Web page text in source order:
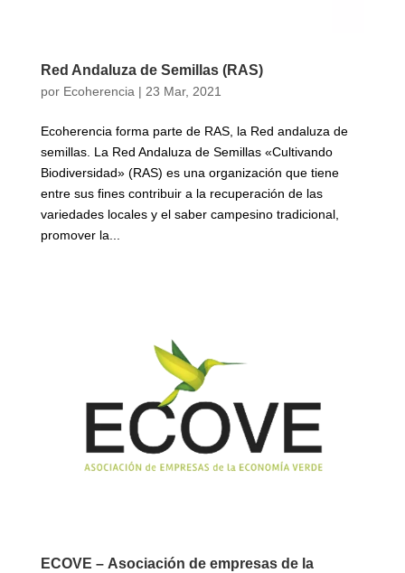
Red Andaluza de Semillas (RAS)
por Ecoherencia | 23 Mar, 2021
Ecoherencia forma parte de RAS, la Red andaluza de
semillas. La Red Andaluza de Semillas «Cultivando
Biodiversidad» (RAS) es una organización que tiene
entre sus fines contribuir a la recuperación de las
variedades locales y el saber campesino tradicional,
promover la...
ECOVE – Asociación de empresas de la